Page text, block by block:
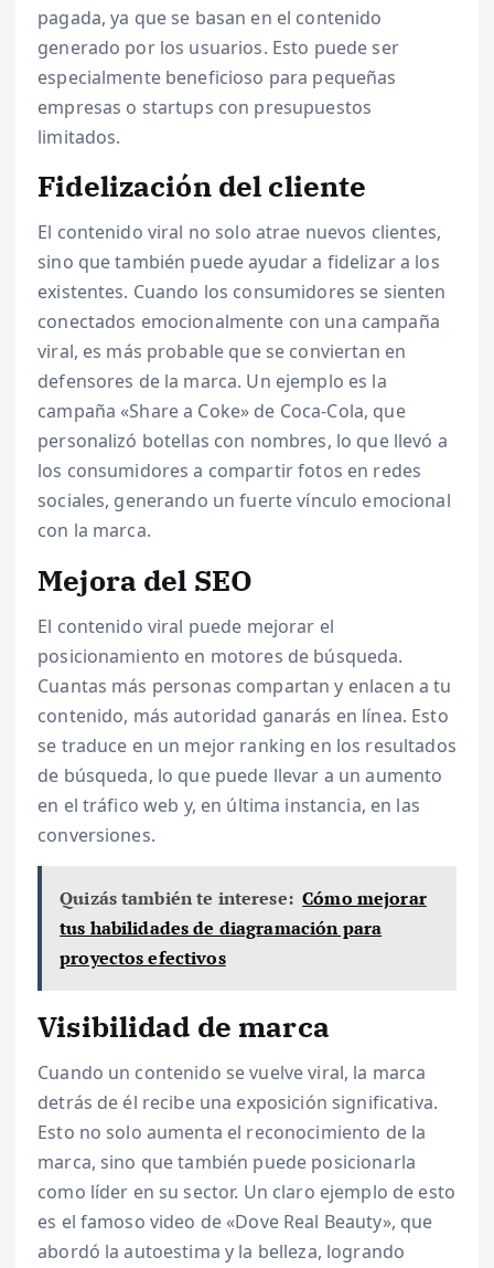
pagada, ya que se basan en el contenido
generado por los usuarios. Esto puede ser
especialmente beneficioso para pequeñas
empresas o startups con presupuestos
limitados.
Fidelización del cliente
El contenido viral no solo atrae nuevos clientes,
sino que también puede ayudar a fidelizar a los
existentes. Cuando los consumidores se sienten
conectados emocionalmente con una campaña
viral, es más probable que se conviertan en
defensores de la marca. Un ejemplo es la
campaña «Share a Coke» de Coca-Cola, que
personalizó botellas con nombres, lo que llevó a
los consumidores a compartir fotos en redes
sociales, generando un fuerte vínculo emocional
con la marca.
Mejora del SEO
El contenido viral puede mejorar el
posicionamiento en motores de búsqueda.
Cuantas más personas compartan y enlacen a tu
contenido, más autoridad ganarás en línea. Esto
se traduce en un mejor ranking en los resultados
de búsqueda, lo que puede llevar a un aumento
en el tráfico web y, en última instancia, en las
conversiones.
Quizás también te interese: Cómo mejorar
tus habilidades de diagramación para
proyectos efectivos
Visibilidad de marca
Cuando un contenido se vuelve viral, la marca
detrás de él recibe una exposición significativa.
Esto no solo aumenta el reconocimiento de la
marca, sino que también puede posicionarla
como líder en su sector. Un claro ejemplo de esto
es el famoso video de «Dove Real Beauty», que
abordó la autoestima y la belleza, logrando